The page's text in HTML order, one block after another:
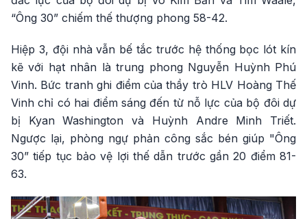
“Ông 30” chiếm thế thượng phong 58-42.
Hiệp 3, đội nhà vẫn bế tắc trước hệ thống bọc lót kín
kẽ với hạt nhân là trung phong Nguyễn Huỳnh Phú
Vinh. Bức tranh ghi điểm của thầy trò HLV Hoàng Thế
Vinh chỉ có hai điểm sáng đến từ nỗ lực của bộ đôi dự
bị Kyan Washington và Huỳnh Andre Minh Triết.
Ngược lại, phòng ngự phản công sắc bén giúp "Ông
30” tiếp tục bảo vệ lợi thế dẫn trước gần 20 điểm 81-
63.